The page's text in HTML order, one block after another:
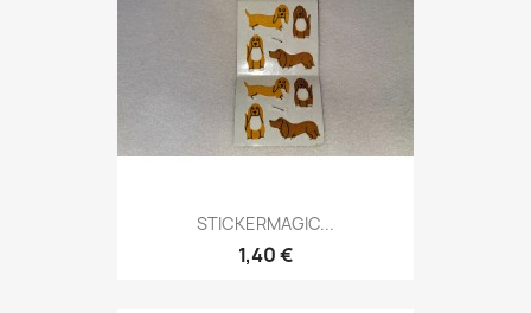
STICKERMAGIC...
1,40 €